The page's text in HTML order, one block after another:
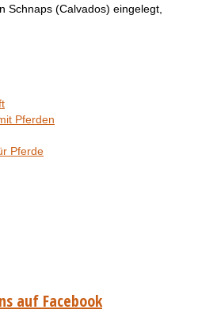
Schnaps (Calvados) eingelegt,
Pferden
Pferde
auf Facebook